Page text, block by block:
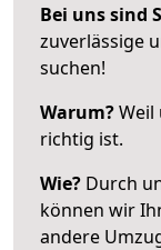
Bei uns sind
zuverlässige
suchen!
Warum?Weil
richtig ist.
Wie? Durch
können wir
andere